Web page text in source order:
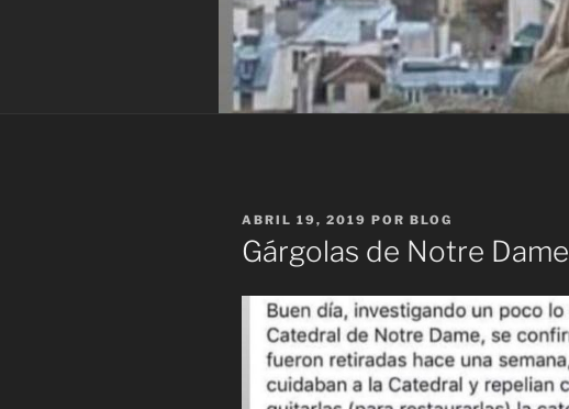
PUBLICADO
EL
ABRIL 19, 2019 POR BLOG
Gárgolas de Notre Dame